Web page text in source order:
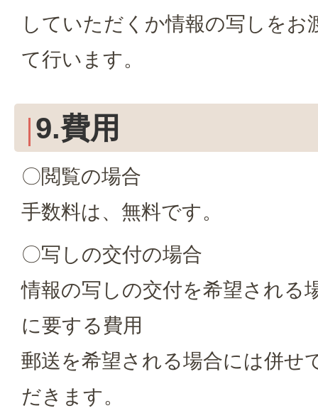
していただくか情報の写しをお
て行います。
9.費用
〇閲覧の場合
手数料は、無料です。
〇写しの交付の場合
情報の写しの交付を希望される
に要する費用
郵送を希望される場合には併せ
だきます。